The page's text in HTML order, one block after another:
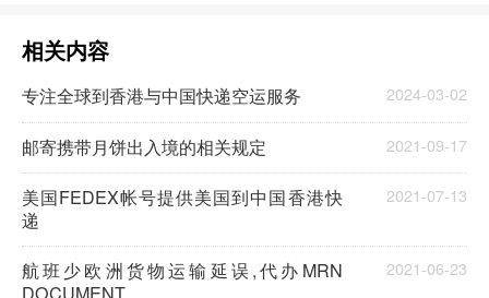
相关内容
专注全球到香港与中国快递空运服务 2024-03-02
邮寄携带月饼出入境的相关规定 2021-09-17
美国FEDEX帐号提供美国到中国香港快
递
2021-07-13
航班少欧洲货物运输延误,代办MRN
DOCUMENT
2021-06-23